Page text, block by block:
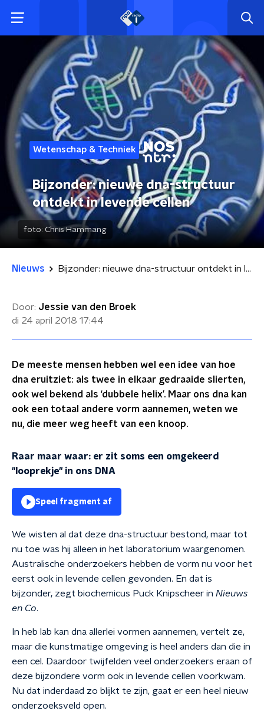
Wetenschap & Techniek
Bijzonder: nieuwe dna-structuur
ontdekt in levende cellen
foto: Chris Hammang
Nieuws Bijzonder: nieuwe dna-structuur ontdekt in levende cellen
Door: Jessie van den Broek
di 24 april 2018 17:44
De meeste mensen hebben wel een idee van hoe
dna eruitziet: als twee in elkaar gedraaide slierten,
ook wel bekend als ‘dubbele helix’. Maar ons dna kan
ook een totaal andere vorm aannemen, weten we
nu, die meer weg heeft van een knoop.
Raar maar waar: er zit soms een omgekeerd
"looprekje" in ons DNA
Speel fragment af
We wisten al dat deze dna-structuur bestond, maar tot
nu toe was hij alleen in het laboratorium waargenomen.
Australische onderzoekers hebben de vorm nu voor het
eerst ook in levende cellen gevonden. En dat is
bijzonder, zegt biochemicus Puck Knipscheer in Nieuws
en Co.
In heb lab kan dna allerlei vormen aannemen, vertelt ze,
maar die kunstmatige omgeving is heel anders dan die in
een cel. Daardoor twijfelden veel onderzoekers eraan of
deze bijzondere vorm ook in levende cellen voorkwam.
Nu dat inderdaad zo blijkt te zijn, gaat er een heel nieuw
onderzoeksveld open.